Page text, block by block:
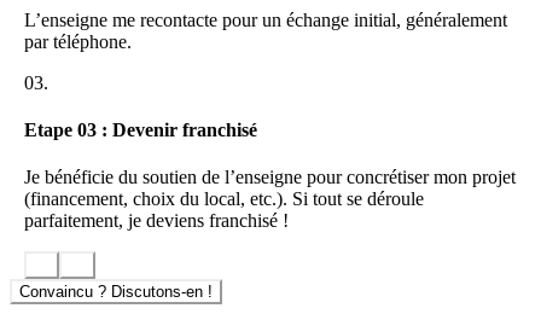
La franchise-investissement chez Promocash :
Si vous possédez un apport minimal de 150 k€
Vous investissez un apport de départ proportionnel à votre
Promocash vous accompagne dans la création de votre
activité (étude prévisionnelle, suivi de chantier, formation,
comptabilité…).
Chef d’entreprise, vous gérez librement votre magasin, tout en
bénéficiant des avantages et de la renommée Promocash.
Pertinent et solide, le concept magasin que vous exploitez
rentabilise votre apport de départ.
L’enseigne me recontacte pour un échange initial, généralement
par téléphone.
03.
Etape 03 : Devenir franchisé
Je bénéficie du soutien de l’enseigne pour concrétiser mon projet
(financement, choix du local, etc.). Si tout se déroule
parfaitement, je deviens franchisé !
Convaincu ? Discutons-en !